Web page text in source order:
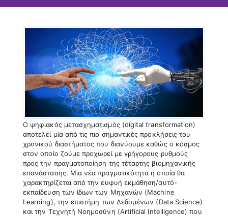
Ο ψηφιακός μετασχηματισμός (digital transformation)
αποτελεί μία από τις πιο σημαντικές προκλήσεις του
χρονικού διαστήματος που διανύουμε καθώς ο κόσμος
στον οποίο ζούμε προχωρεί με γρήγορους ρυθμούς
προς την πραγματοποίηση της τέταρτης βιομηχανικής
επανάστασης. Μια νέα πραγματικότητα η οποία θα
χαρακτηρίζεται από την ευφυή εκμάθηση/αυτό-
εκπαίδευση των ίδιων των Μηχανών (Machine
Learning), την επιστήμη των Δεδομένων (Data Science)
και την Τεχνητή Νοημοσύνη (Artificial Intelligence) που